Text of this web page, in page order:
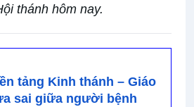
thánh hôm nay.
tảng Kinh thánh – Giáo
sai giữa người bệnh